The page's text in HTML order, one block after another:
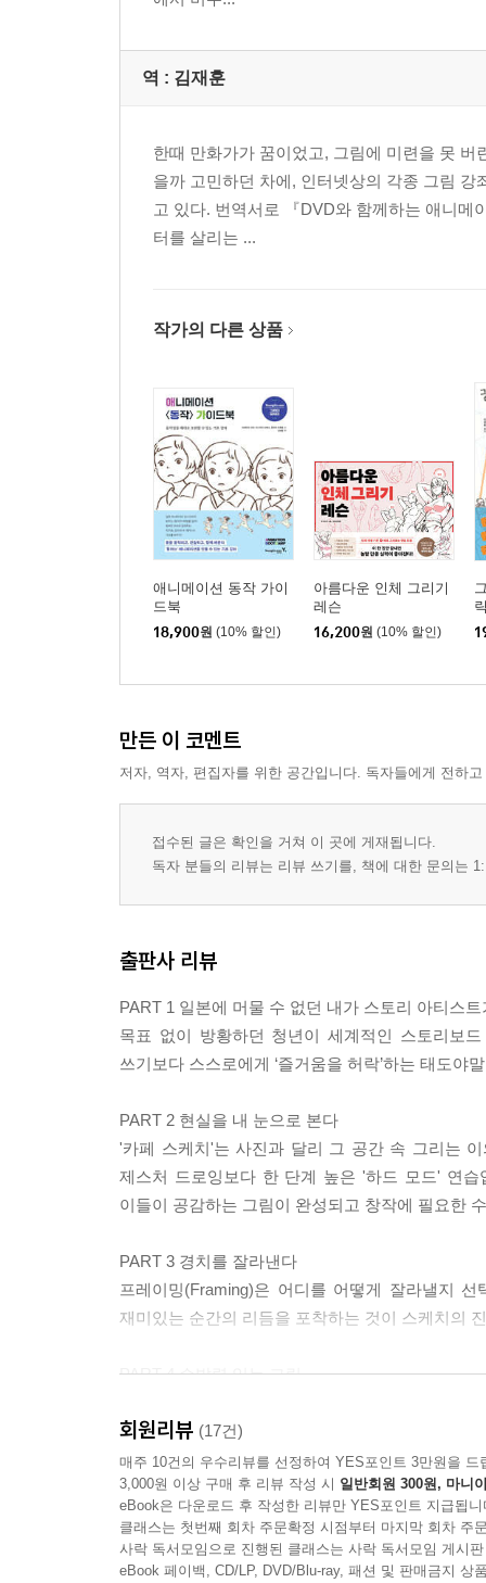
· 레벨이 다른 하드 모드
카페 스케치 안테나
· 카페 스케치 하이
· 느끼는 것은 ‘나만의 보물’
리스펙을 잊지 말자!
· 오리지널을 갈고닦는다
· 방을 그린다
· 프레이밍 연습
· 빅 셰이프를 포착한다
· 시네마틱 프레이밍
· 프레이밍으로 스토리를 표현한다
PART 4 순발력 있는 그림
· 마치 현실처럼 그린다
· 판타지에 리얼은 불필요?
그리지 않아도 배움이 가득하다
아이디어의 스크랩북
말은 쉽다!?
· 스토리텔링은 ‘배려’
‘전달’에 집중한다
· 표현하려면 속도도 중요
· 글로벌 마인드
만화적 언어를 봉인한 날
· 관객에게 선택받으려면
· ‘원 인치 보이’ 비트보드
역 : 김재훈
한때 만화가가 꿈이었고, 그림에 미련을 못
을까 고민하던 차에, 인터넷상의 각종 그림
고 있다. 번역서로 『DVD와 함께하는 애니메
터를 살리는 ...
작가의 다른 상품
애니메이션 동작 가이
드북
18,900원 (10% 할인)
아름다운 인체 그리기
레슨
16,200원 (10% 할인)
만든 이 코멘트
저자, 역자, 편집자를 위한 공간입니다. 독자들에게 전하
접수된 글은 확인을 거쳐 이 곳에 게재됩니다.
독자 분들의 리뷰는 리뷰 쓰기를, 책에 대한 문의는
출판사 리뷰
PART 1 일본에 머물 수 없던 내가 스토리 아티스
목표 없이 방황하던 청년이 세계적인 스토리보
쓰기보다 스스로에게 ‘즐거움을 허락’하는 태도
PART 2 현실을 내 눈으로 본다
'카페 스케치'는 사진과 달리 그 공간 속 그리는
제스처 드로잉보다 한 단계 높은 '하드 모드' 연
이들이 공감하는 그림이 완성되고 창작에 필요한
PART 3 경치를 잘라낸다
프레이밍(Framing)은 어디를 어떻게 잘라낼지
재미있는 순간의 리듬을 포착하는 것이 스케치의
PART 4 순발력 있는 그림
현실과 동떨어지지 않기 위해 오히려 현실의 기본
PART 5 VST(비주얼 스토리텔링)에 대해서 조금 더
비주얼 스토리텔링은 그림만으로 서사를 전하는
것인가'라는 두 가지 질문을 통해 한눈에 알 수
스토리보드의 세계는 창작자에게 다이내믹한 즐
회원리뷰 (17건)
매주 10건의 우수리뷰를 선정하여 YES포인트 3만원을 드
3,000원 이상 구매 후 리뷰 작성 시 일반회원 300원, 마니
eBook은 다운로드 후 작성한 리뷰만 YES포인트 지급됩니
클래스는 첫번째 회차 주문확정 시점부터 마지막 회차 주
사락 독서모임으로 진행된 클래스는 사락 독서모임 게시
eBook 페이백, CD/LP, DVD/Blu-ray, 패션 및 판매금지 상